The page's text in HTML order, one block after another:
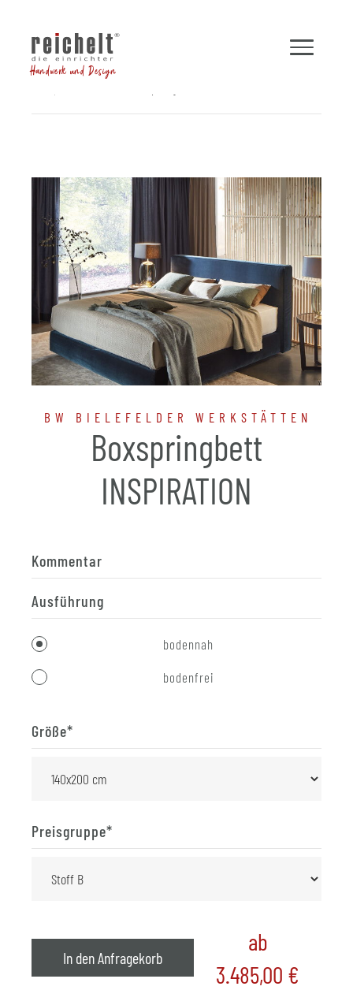
Handwerk und Design
BW BIELEFELDER WERKSTÄTTEN
Boxspringbett
INSPIRATION
Kommentar
Ausführung
bodennah
bodenfrei
Größe*
Preisgruppe*
In den Anfragekorb
ab
3.485,00 €